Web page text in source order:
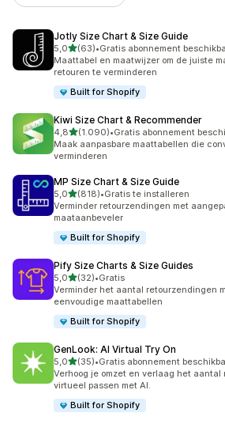
Jotly Size Chart & Size Guide
5,0van 5 sterren
(63)
63 recensies in totaal
•Gratis abonnement
Maattabel en maatwijzer om de juiste
retouren te verminderen
Built for Shopify
Kiwi Size Chart & Recommender
4,8van 5 sterren
(1.090)
1090 recensies in totaal
•Gratis abonnement
Maak aanpasbare maattabellen die
verminderen
MP Size Chart & Size Guide
5,0van 5 sterren
(818)
818 recensies in totaal
•Gratis te installeren
Verminder retourzendingen met
maataanbeveler
Built for Shopify
Pify Size Charts & Size Guides
5,0van 5 sterren
(32)
32 recensies in totaal
•Gratis
Verminder het aantal retourzendingen
eenvoudige maattabellen
Built for Shopify
GenLook: AI Virtual Try On
5,0van 5 sterren
(35)
35 recensies in totaal
•Gratis abonnement
Verhoog je omzet en verlaag het
virtueel passen met AI.
Built for Shopify